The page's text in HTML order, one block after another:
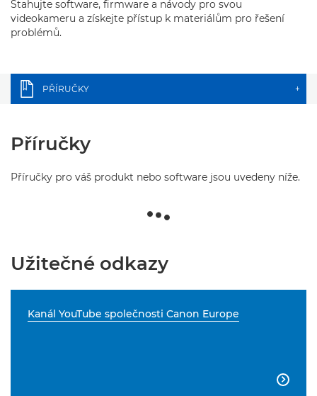
Stahujte software, firmware a návody pro svou
videokameru a získejte přístup k materiálům pro řešení
problémů.
PŘÍRUČKY +
Příručky
Příručky pro váš produkt nebo software jsou uvedeny níže.
Užitečné odkazy
Kanál YouTube společnosti Canon Europe
